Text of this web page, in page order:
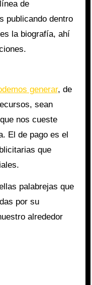
de
publicando dentro
la biografía, ahí
generar, de
sean
nos cueste
El de pago es el
que
palabrejas que
por su
alrededor